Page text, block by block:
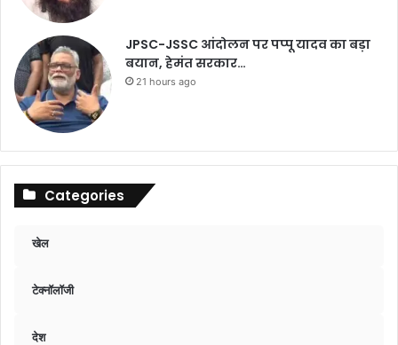
JPSC-JSSC आंदोलन पर पप्पू यादव का बड़ा
बयान, हेमंत सरकार…
21 hours ago
Categories
खेल
टेक्नॉलॉजी
देश